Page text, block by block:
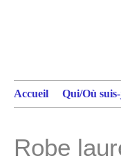
Accueil Qui/Où
Robe